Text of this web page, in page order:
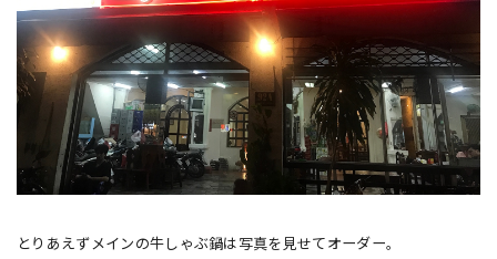
とりあえずメインの牛しゃぶ鍋は写真を見せてオーダー。